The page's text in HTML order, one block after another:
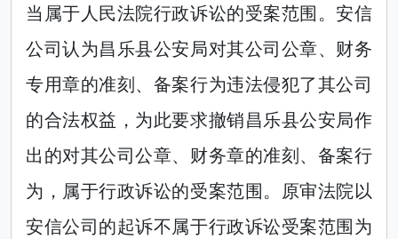
当属于人民法院行政诉讼的受案范围。安信
公司认为昌乐县公安局对其公司公章、财务
专用章的准刻、备案行为违法侵犯了其公司
的合法权益，为此要求撤销昌乐县公安局作
出的对其公司公章、财务章的准刻、备案行
为，属于行政诉讼的受案范围。原审法院以
安信公司的起诉不属于行政诉讼受案范围为